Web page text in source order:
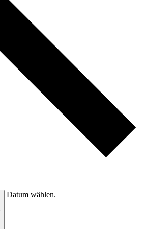
Datum wählen.